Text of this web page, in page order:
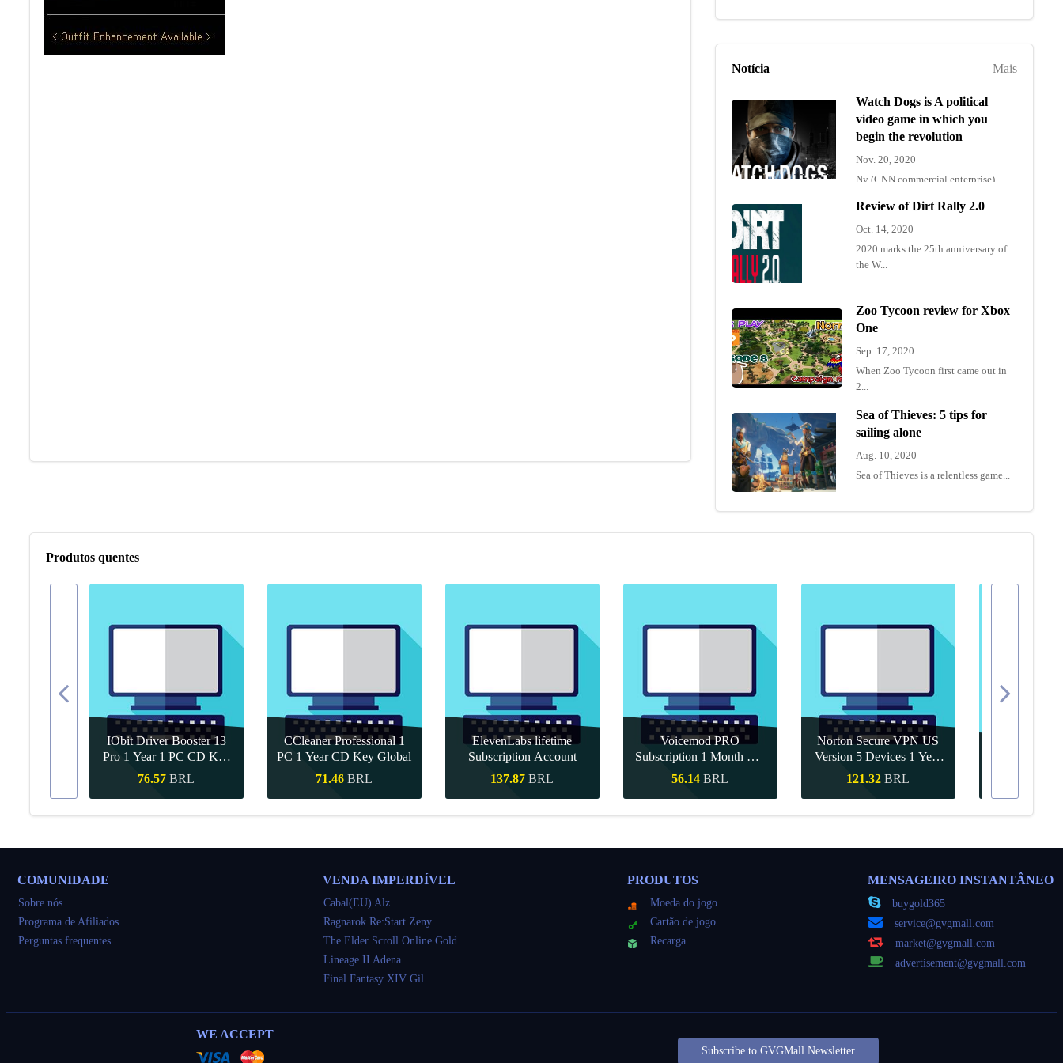
Mais
Notícia
Watch Dogs is A political
video game in which you
begin the revolution
Nov. 20, 2020
Ny (CNN commercial enterprise)
Review of Dirt Rally 2.0
Oct. 14, 2020
2020 marks the 25th anniversary of
the W...
Zoo Tycoon review for Xbox
One
Sep. 17, 2020
When Zoo Tycoon first came out in
2...
Sea of Thieves: 5 tips for
sailing alone
Aug. 10, 2020
Sea of Thieves is a relentless game...
Produtos quentes
IObit Driver Booster 13
Pro 1 Year 1 PC CD Key
Global
76.57 BRL
Compra rápida
CCleaner Professional 1
PC 1 Year CD Key Global
71.46 BRL
Compra rápida
ElevenLabs lifetime
Subscription Account
137.87 BRL
Compra rápida
Voicemod PRO
Subscription 1 Month CD
Key Global
56.14 BRL
Compra rápida
Norton Secure VPN US
Version 5 Devices 1 Year
CD Key
121.32 BRL
Compra rápida Compra
COMUNIDADE
Sobre nós
Programa de Afiliados
Perguntas frequentes
VENDA IMPERDÍVEL
Cabal(EU) Alz
Ragnarok Re:Start Zeny
The Elder Scroll Online Gold
Lineage II Adena
Final Fantasy XIV Gil
PRODUTOS
Moeda do jogo
Cartão de jogo
Recarga
MENSAGEIRO INSTANTÂNEO
buygold365
service@gvgmall.com
market@gvgmall.com
advertisement@gvgmall.com
WE ACCEPT
Subscribe to GVGMall Newsletter